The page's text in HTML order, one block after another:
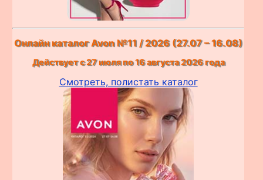
Онлайн каталог Avon №11 / 2026 (27.07 – 16.08)
Действует с 27 июля по 16 августа 2026 года
Смотреть, полистать каталог